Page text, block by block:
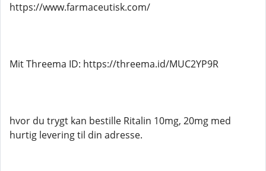
https://www.farmaceutisk.com/
Mit Threema ID: https://threema.id/MUC2YP9R
hvor du trygt kan bestille Ritalin 10mg, 20mg med
hurtig levering til din adresse.